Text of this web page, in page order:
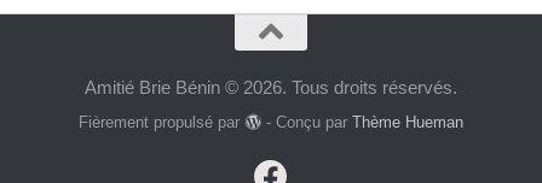
Amitié Brie Bénin © 2026. Tous droits réservés.
Fièrement propulsé par - Conçu par Thème Hueman